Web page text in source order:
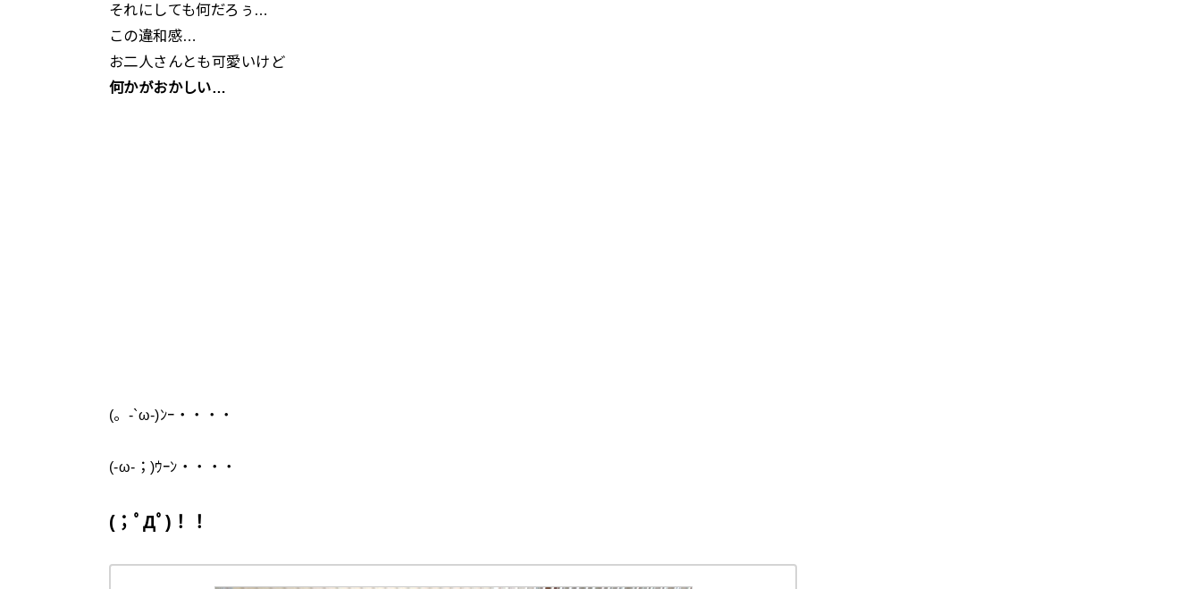
それにしても何だろぅ…
この違和感…
お二人さんとも可愛いけど
何かがおかしい…
(。-`ω-)ﾝｰ・・・・
(-ω-；)ｳｰﾝ・・・・
(；ﾟДﾟ)！！